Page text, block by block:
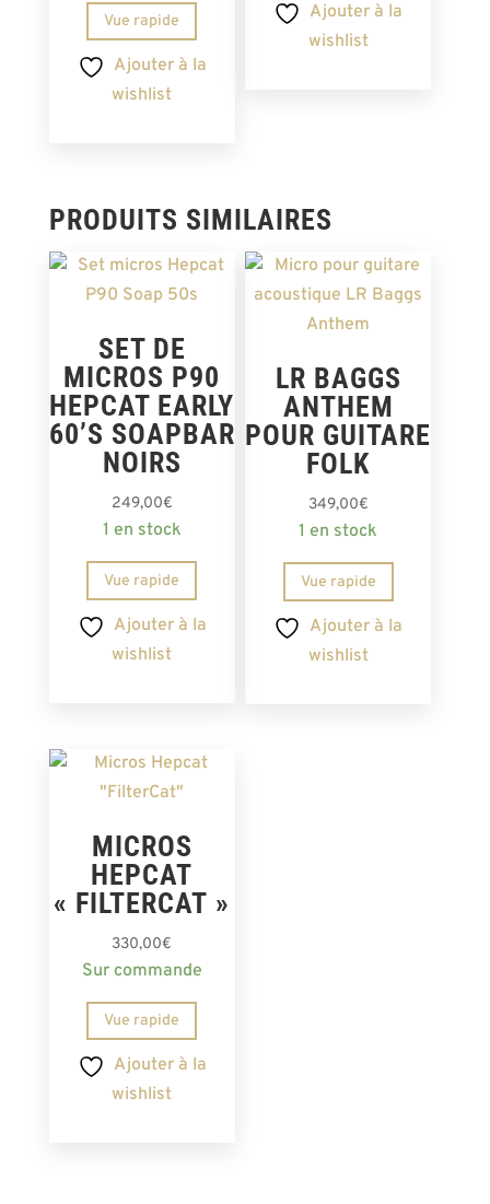
Vue rapide
Ajouter à la
wishlist
Ajouter à la
wishlist
PRODUITS SIMILAIRES
SET DE
MICROS P90
HEPCAT EARLY
60’S SOAPBAR
NOIRS
249,00€
1 en stock
Vue rapide
Ajouter à la
wishlist
LR BAGGS
ANTHEM
POUR GUITARE
FOLK
349,00€
1 en stock
Vue rapide
Ajouter à la
wishlist
MICROS
HEPCAT
« FILTERCAT »
330,00€
Sur commande
Vue rapide
Ajouter à la
wishlist